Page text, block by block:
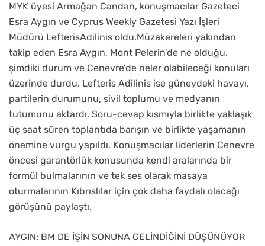
MYK üyesi Armağan Candan, konuşmacılar Gazeteci
Esra Aygın ve Cyprus Weekly Gazetesi Yazı İşleri
Müdürü LefterisAdilinis oldu.Müzakereleri yakından
takip eden Esra Aygın, Mont Pelerin’de ne olduğu,
şimdiki durum ve Cenevre’de neler olabileceği konuları
üzerinde durdu. Lefteris Adilinis ise güneydeki havayı,
partilerin durumunu, sivil toplumu ve medyanın
tutumunu aktardı. Soru-cevap kısmıyla birlikte yaklaşık
üç saat süren toplantıda barışın ve birlikte yaşamanın
önemine vurgu yapıldı. Konuşmacılar liderlerin Cenevre
öncesi garantörlük konusunda kendi aralarında bir
formül bulmalarının ve tek ses olarak masaya
oturmalarının Kıbrıslılar için çok daha faydalı olacağı
görüşünü paylaştı.
AYGIN: BM DE İŞİN SONUNA GELİNDİĞİNİ DÜŞÜNÜYOR